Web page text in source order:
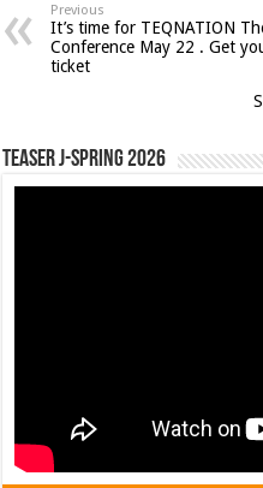
Previous
It’s time for TEQNATION
Conference May 22 . Get
ticket
Teaser J-Spring 2026